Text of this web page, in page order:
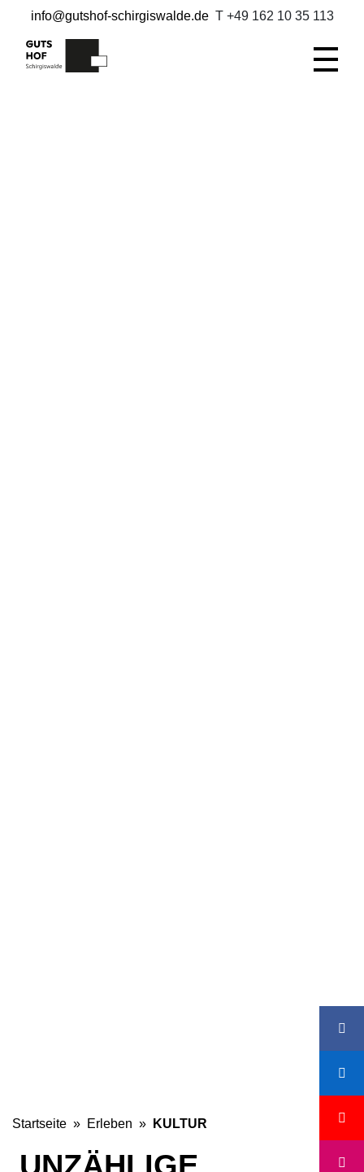
info@gutshof-schirgiswalde.de T +49 162 10 35 113
Startseite » Erleben » KULTUR
UNZÄHLIGE